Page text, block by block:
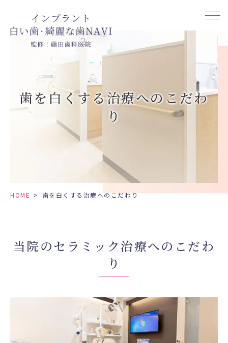
歯を白くする治療へのこだわ
り
HOME > 歯を白くする治療へのこだわり
当院のセラミック治療へのこだわ
り